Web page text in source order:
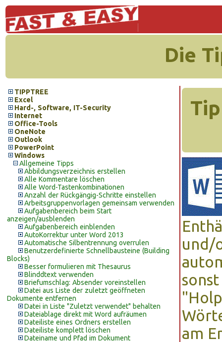
Die
TIPPTREE
Excel
Hard-, Software, IT-Security
Internet
Office-Tools
OneNote
Outlook
PowerPoint
Windows
Allgemeine Tipps
Abbildungsverzeichnis erstellen
Alle Kommentare löschen
Alle Word-Tastenkombinationen
Anzahl der Rückgängig-Schritte einstellen
Arbeitsgruppenvorlagen gemeinsam verwenden
Aufgabenbereich beim Start
anzeigen/ausblenden
Aufgabenbereich einblenden
AutoKorrektur unter Word 2013
Automatische Silbentrennung overrulen
Benutzerdefinierte Schnellbausteine (Building
Blocks)
Besser formulieren mit Thesaurus
Blinddtext verwenden
Briefumschlag: Absender voreinstellen
Datei aus Liste der zuletzt geöffneten
Dokumente entfernen
Datei in Liste "Zuletzt verwendet" behalten
Dateiablage direkt mit Word aufräumen
Dateiliste eines Ordners erstellen
Dateiliste komplett löschen
Dateiname und Pfad im Dokument
und/
am